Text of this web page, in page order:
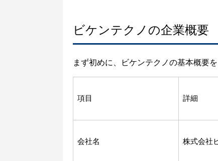
ビケンテクノの企業概要
まず初めに、ビケンテクノの基本概要
項目 詳細
会社名 株式会社